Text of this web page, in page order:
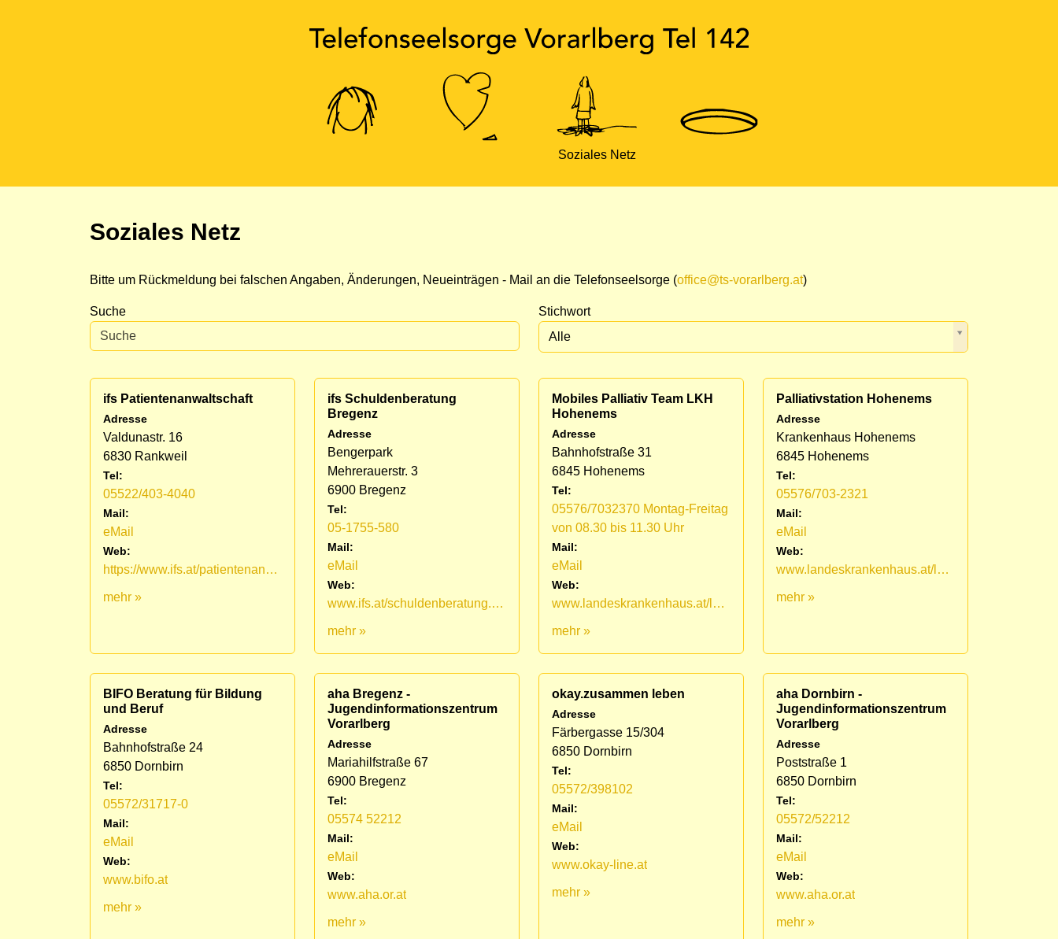
Soziales Netz
Soziales Netz
Bitte um Rückmeldung bei falschen Angaben, Änderungen, Neueinträgen - Mail an die Telefonseelsorge (office@ts-vorarlberg.at)
Suche
Stichwort
Alle
ifs Patientenanwaltschaft
Adresse
Valdunastr. 16
6830 Rankweil
Tel:
05522/403-4040
Mail:
eMail
Web:
https://www.ifs.at/patientenanwaltschaft.html
mehr »
ifs Schuldenberatung
Bregenz
Adresse
Bengerpark
Mehrerauerstr. 3
6900 Bregenz
Tel:
05-1755-580
Mail:
eMail
Web:
www.ifs.at/schuldenberatung.html
mehr »
Mobiles Palliativ Team LKH
Hohenems
Adresse
Bahnhofstraße 31
6845 Hohenems
Tel:
05576/7032370 Montag-Freitag
von 08.30 bis 11.30 Uhr
Mail:
eMail
Web:
www.landeskrankenhaus.at/leistungsangebot/fuer-patienten/medizinische-fachbereiche/lkh-hohenems/palliativstation/mobiles-palliativteam-vorarlberg
mehr »
Palliativstation Hohenems
Adresse
Krankenhaus Hohenems
6845 Hohenems
Tel:
05576/703-2321
Mail:
eMail
Web:
www.landeskrankenhaus.at/leistungsangebot/fuer-patienten/medizinische-fachbereiche/lkh-hohenems/palliativstation
mehr »
BIFO Beratung für Bildung
und Beruf
Adresse
Bahnhofstraße 24
6850 Dornbirn
Tel:
05572/31717-0
Mail:
eMail
Web:
www.bifo.at
mehr »
aha Bregenz -
Jugendinformationszentrum
Vorarlberg
Adresse
Mariahilfstraße 67
6900 Bregenz
Tel:
05574 52212
Mail:
eMail
Web:
www.aha.or.at
mehr »
okay.zusammen leben
Adresse
Färbergasse 15/304
6850 Dornbirn
Tel:
05572/398102
Mail:
eMail
Web:
www.okay-line.at
mehr »
aha Dornbirn -
Jugendinformationszentrum
Vorarlberg
Adresse
Poststraße 1
6850 Dornbirn
Tel:
05572/52212
Mail:
eMail
Web:
www.aha.or.at
mehr »